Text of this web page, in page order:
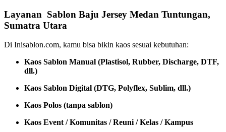
Layanan Sablon Baju Jersey Medan Tuntungan,
Sumatra Utara
Di Inisablon.com, kamu bisa bikin kaos sesuai kebutuhan:
Kaos Sablon Manual (Plastisol, Rubber, Discharge, DTF,
dll.)
Kaos Sablon Digital (DTG, Polyflex, Sublim, dll.)
Kaos Polos (tanpa sablon)
Kaos Event / Komunitas / Reuni / Kelas / Kampus